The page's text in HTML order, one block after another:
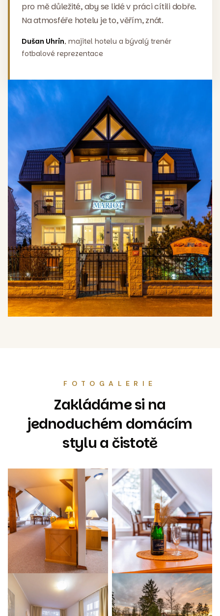
pro mě důležité, aby se lidé v práci cítili dobře.
Na atmosféře hotelu je to, věřím, znát.
Dušan Uhrin, majitel hotelu a bývalý trenér
fotbalové reprezentace
FOTOGALERIE
Zakládáme si na
jednoduchém domácím
stylu a čistotě